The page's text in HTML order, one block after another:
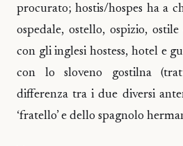
procurato; hostis/hospes ha a
ospedale, ostello, ospizio,
con gli inglesi hostess, hotel e
con lo sloveno gostilna
differenza tra i due diversi
‘fratello’ e dello spagnolo